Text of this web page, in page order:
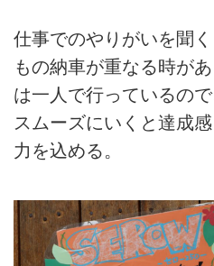
仕事でのやりがいを聞
もの納車が重なる時が
は一人で行っているの
スムーズにいくと達成
力を込める。